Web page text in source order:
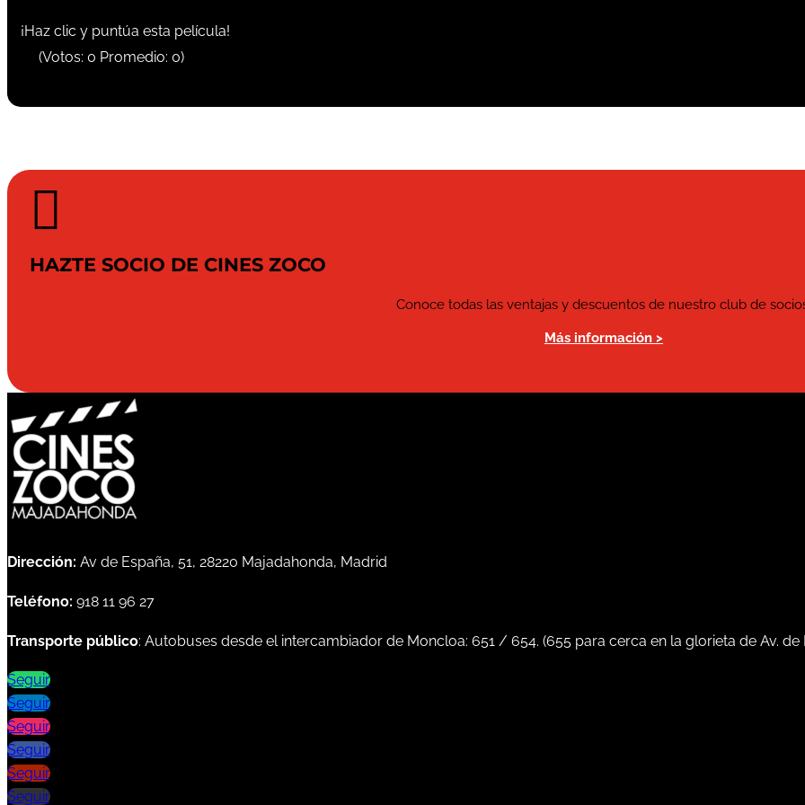
¡Haz clic y puntúa esta película!
(Votos: 0 Promedio: 0)

HAZTE SOCIO DE CINES ZOCO
Conoce todas las ventajas y descuentos de nuestro club de
Más información >
Dirección: Av de España, 51, 28220 Majadahonda, Madrid
Teléfono: 918 11 96 27
Transporte público: Autobuses desde el intercambiador de Moncloa: 651 / 654. (655 para cerca en la glorieta de Av. de
Seguir
Seguir
Seguir
Seguir
Seguir
Seguir